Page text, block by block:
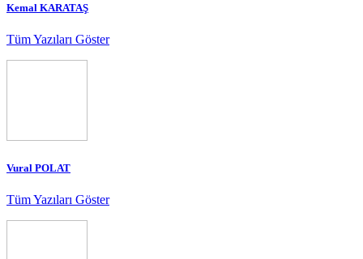
Kemal KARATAŞ
Tüm Yazıları Göster
Vural POLAT
Tüm Yazıları Göster